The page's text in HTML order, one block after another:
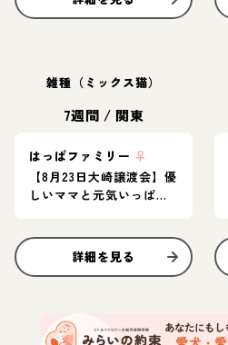
雑種（ミックス猫）
7週間 / 関東
はっぱファミリー ♀
【8月23日大崎譲渡会】優
しいママと元気いっぱい
詳細を見る